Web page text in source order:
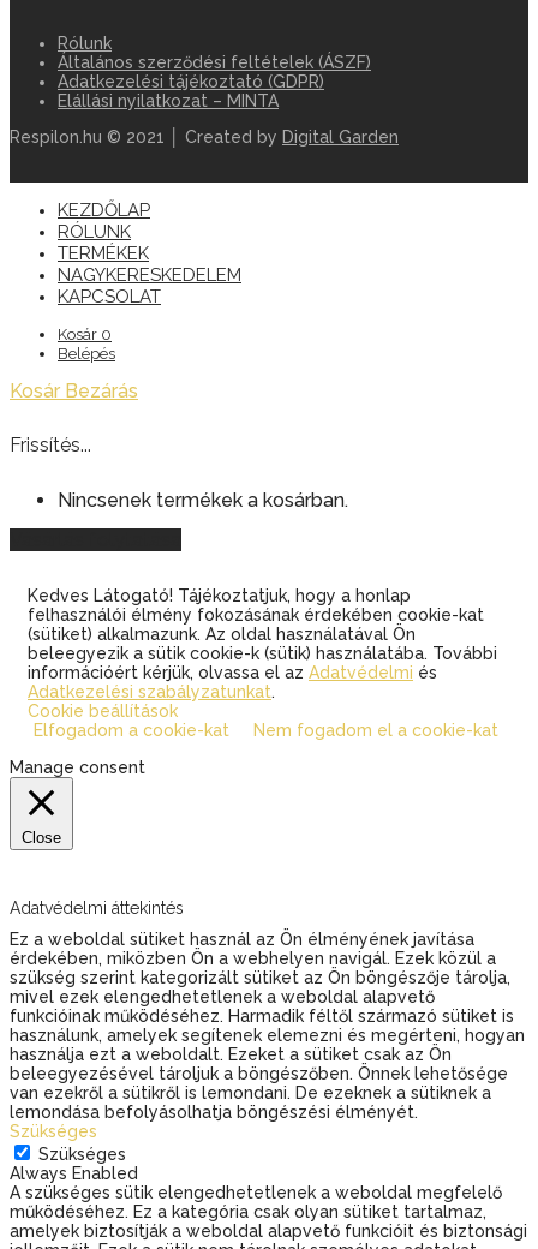
Rólunk
Általános szerződési feltételek (ÁSZF)
Adatkezelési tájékoztató (GDPR)
Elállási nyilatkozat – MINTA
Respilon.hu © 2021 │ Created by Digital Garden
KEZDŐLAP
RÓLUNK
TERMÉKEK
NAGYKERESKEDELEM
KAPCSOLAT
Kosár 0
Belépés
Kosár Bezárás
Frissítés...
Nincsenek termékek a kosárban.
Kedves Látogató! Tájékoztatjuk, hogy a honlap
felhasználói élmény fokozásának érdekében cookie-kat
(sütiket) alkalmazunk. Az oldal használatával Ön
beleegyezik a sütik cookie-k (sütik) használatába. További
információért kérjük, olvassa el az Adatvédelmi és
Adatkezelési szabályzatunkat.
Cookie beállítások
Elfogadom a cookie-kat
Nem fogadom el a cookie-kat
Manage consent
Close
Adatvédelmi áttekintés
Ez a weboldal sütiket használ az Ön élményének javítása
érdekében, miközben Ön a webhelyen navigál. Ezek közül a
szükség szerint kategorizált sütiket az Ön böngészője tárolja,
mivel ezek elengedhetetlenek a weboldal alapvető
funkcióinak működéséhez. Harmadik féltől származó sütiket is
használunk, amelyek segítenek elemezni és megérteni, hogyan
használja ezt a weboldalt. Ezeket a sütiket csak az Ön
beleegyezésével tároljuk a böngészőben. Önnek lehetősége
van ezekről a sütikről is lemondani. De ezeknek a sütiknek a
lemondása befolyásolhatja böngészési élményét.
Szükséges
Szükséges
Always Enabled
A szükséges sütik elengedhetetlenek a weboldal megfelelő
működéséhez. Ez a kategória csak olyan sütiket tartalmaz,
amelyek biztosítják a weboldal alapvető funkcióit és biztonsági